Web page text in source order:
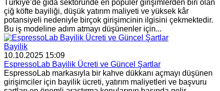
Türkiye’de gıda sektöründe en popüler girişimlerden biri olan
çiğ köfte bayiliği, düşük yatırım maliyeti ve yüksek kâr
potansiyeli nedeniyle birçok girişimcinin ilgisini çekmektedir.
Bu iş modeline adım atmayı düşünenler için...
Bayilik
10.10.2025 15:09
EspressoLab Bayilik Ücreti ve Güncel Şartlar
EspressoLab markasıyla bir kahve dükkanı açmayı düşünen
girişimciler için bayilik ücreti, yatırım maliyetleri ve başvuru